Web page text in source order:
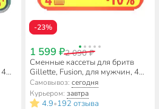
-23%
1 599 ₽2 090 ₽
Сменные кассеты для бритв
Gillette, Fusion, для мужчин, 4
шт, 81372251
Самовывоз: сегодня
Курьером: завтра
4.9•192 отзыва